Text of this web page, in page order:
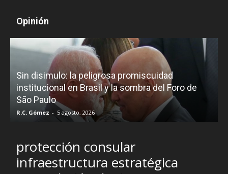
Opinión
Sin disimulo: la peligrosa promiscuidad
institucional en Brasil y la sombra del Foro de
São Paulo
R.C. Gómez - 5 agosto, 2026
protección consular
infraestructura estratégica